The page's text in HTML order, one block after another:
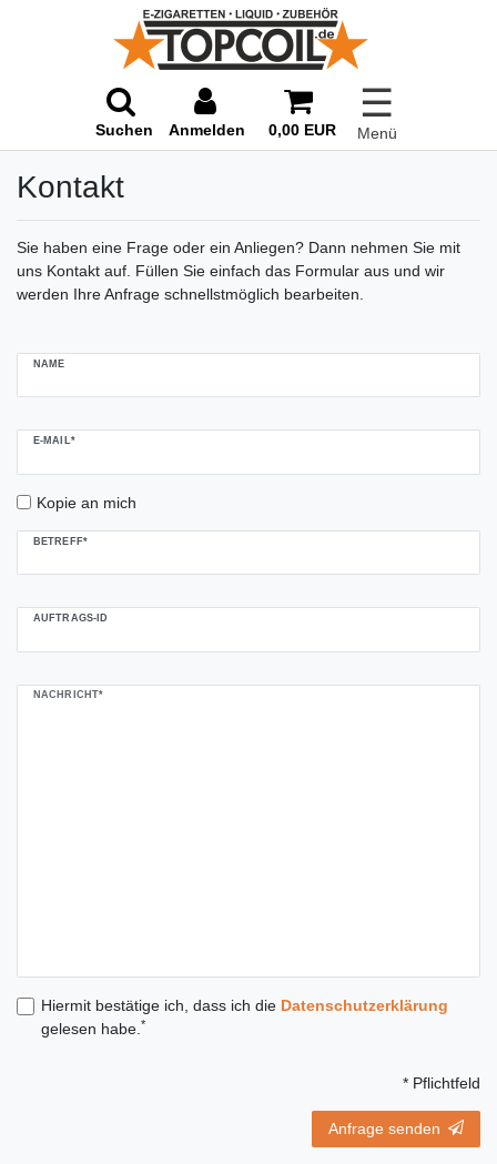
Suchen Anmelden 0,00 EUR
☰
Menü
Kontakt
Sie haben eine Frage oder ein Anliegen? Dann nehmen Sie mit
uns Kontakt auf. Füllen Sie einfach das Formular aus und wir
werden Ihre Anfrage schnellstmöglich bearbeiten.
NAME
E-MAIL*
Kopie an mich
BETREFF*
AUFTRAGS-ID
NACHRICHT*
Hiermit bestätige ich, dass ich die Daten­schutz­erklärung
gelesen habe. *
* Pflichtfeld
Ceres::Template.mailFormHoneypotLabel
Anfrage senden